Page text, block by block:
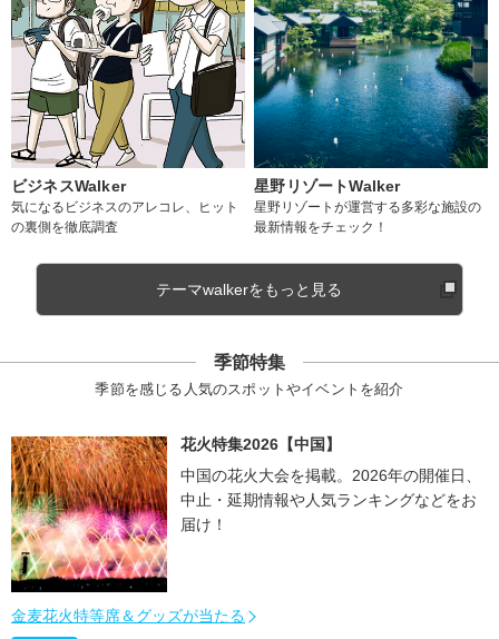
ビジネスWalker
気になるビジネスのアレコレ、ヒット
の裏側を徹底調査
星野リゾートWalker
星野リゾートが運営する多彩な施設の
最新情報をチェック！
テーマwalkerをもっと見る
季節特集
季節を感じる人気のスポットやイベントを紹介
花火特集2026【中国】
中国の花火大会を掲載。2026年の開催日、
中止・延期情報や人気ランキングなどをお
届け！
金麦花火特等席＆グッズが当たる